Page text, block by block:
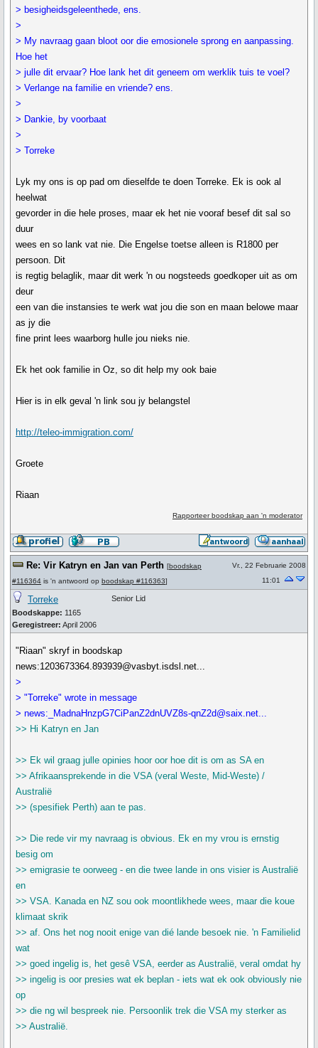
> besigheidsgeleenthede, ens.
>
> My navraag gaan bloot oor die emosionele sprong en aanpassing.
Hoe het
> julle dit ervaar? Hoe lank het dit geneem om werklik tuis te voel?
> Verlange na familie en vriende? ens.
>
> Dankie, by voorbaat
>
> Torreke
Lyk my ons is op pad om dieselfde te doen Torreke. Ek is ook al
heelwat
gevorder in die hele proses, maar ek het nie vooraf besef dit sal so
duur
wees en so lank vat nie. Die Engelse toetse alleen is R1800 per
persoon. Dit
is regtig belaglik, maar dit werk 'n ou nogsteeds goedkoper uit as om
deur
een van die instansies te werk wat jou die son en maan belowe maar
as jy die
fine print lees waarborg hulle jou nieks nie.
Ek het ook familie in Oz, so dit help my ook baie
Hier is in elk geval 'n link sou jy belangstel
http://teleo-immigration.com/
Groete
Riaan
Rapporteer boodskap aan 'n moderator
Re: Vir Katryn en Jan van Perth [boodskap
#116364 is 'n antwoord op boodskap #116363]
Vr., 22 Februarie 2008
11:01
Torreke
Boodskappe: 1165
Geregistreer: April 2006
Senior Lid
"Riaan" skryf in boodskap
news:1203673364.893939@vasbyt.isdsl.net...
>
> "Torreke" wrote in message
> news:_MadnaHnzpG7CiPanZ2dnUVZ8s-qnZ2d@saix.net...
>> Hi Katryn en Jan
>> Ek wil graag julle opinies hoor oor hoe dit is om as SA en
>> Afrikaansprekende in die VSA (veral Weste, Mid-Weste) /
Australië
>> (spesifiek Perth) aan te pas.
>> Die rede vir my navraag is obvious. Ek en my vrou is ernstig
besig om
>> emigrasie te oorweeg - en die twee lande in ons visier is Australië
en
>> VSA. Kanada en NZ sou ook moontlikhede wees, maar die koue
klimaat skrik
>> af. Ons het nog nooit enige van dié lande besoek nie. 'n Familielid
wat
>> goed ingelig is, het gesê VSA, eerder as Australië, veral omdat hy
>> ingelig is oor presies wat ek beplan - iets wat ek ook obviously nie
op
>> die ng wil bespreek nie. Persoonlik trek die VSA my sterker as
>> Australië.